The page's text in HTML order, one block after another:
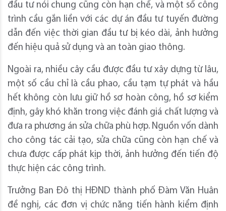
đầu tư nói chung cũng còn hạn chế, và một số công
trình cầu gắn liền với các dự án đầu tư tuyến đường
dẫn đến việc thời gian đầu tư bị kéo dài, ảnh hưởng
đến hiệu quả sử dụng và an toàn giao thông.
Ngoài ra, nhiều cây cầu được đầu tư xây dựng từ lâu,
một số cầu chỉ là cầu phao, cầu tạm tự phát và hầu
hết không còn lưu giữ hồ sơ hoàn công, hồ sơ kiểm
định, gây khó khăn trong việc đánh giá chất lượng và
đưa ra phương án sửa chữa phù hợp. Nguồn vốn dành
cho công tác cải tạo, sửa chữa cũng còn hạn chế và
chưa được cấp phát kịp thời, ảnh hưởng đến tiến độ
thực hiện các công trình.
Trưởng Ban Đô thị HĐND thành phố Đàm Văn Huân
đề nghị, các đơn vị chức năng tiến hành kiểm định